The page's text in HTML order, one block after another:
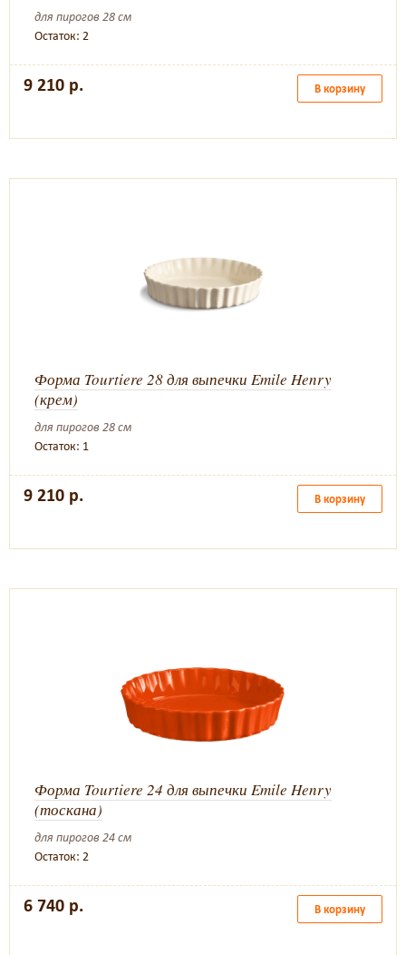
для пирогов 28 см
Остаток: 2
9 210 р. В корзину
Форма Tourtiere 28 для выпечки Emile Henry
(крем)
для пирогов 28 см
Остаток: 1
9 210 р. В корзину
Форма Tourtiere 24 для выпечки Emile Henry
(тоскана)
для пирогов 24 см
Остаток: 2
6 740 р. В корзину